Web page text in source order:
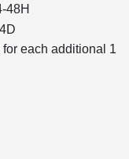
48H
each additional 1